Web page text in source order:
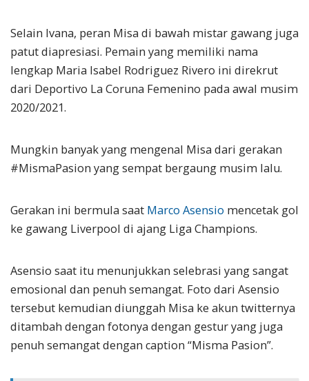
Selain Ivana, peran Misa di bawah mistar gawang juga
patut diapresiasi. Pemain yang memiliki nama
lengkap Maria Isabel Rodriguez Rivero ini direkrut
dari Deportivo La Coruna Femenino pada awal musim
2020/2021.
Mungkin banyak yang mengenal Misa dari gerakan
#MismaPasion yang sempat bergaung musim lalu.
Gerakan ini bermula saat Marco Asensio mencetak gol
ke gawang Liverpool di ajang Liga Champions.
Asensio saat itu menunjukkan selebrasi yang sangat
emosional dan penuh semangat. Foto dari Asensio
tersebut kemudian diunggah Misa ke akun twitternya
ditambah dengan fotonya dengan gestur yang juga
penuh semangat dengan caption “Misma Pasion”.